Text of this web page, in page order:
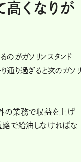
高くなりが
がガソリンスタンド
通り過ぎると次のガソリ
の業務で収益を上げ
路で給油しなければな